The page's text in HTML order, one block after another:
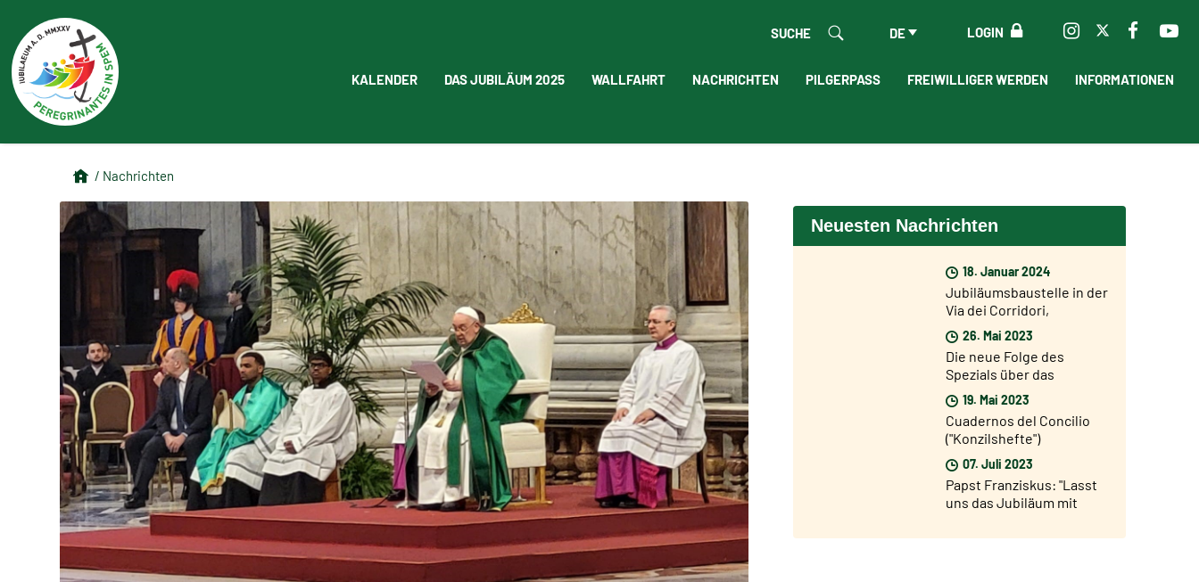
LOGIN
DE
SUCHE
KALENDER DAS JUBILÄUM 2025 WALLFAHRT NACHRICHTEN PILGERPASS FREIWILLIGER WERDEN INFORMATIONEN
/ Nachrichten
Neuesten Nachrichten
18. Januar 2024
Jubiläumsbaustelle in der
Via dei Corridori,
Fisichella: " Es dauert
nicht mehr lange bis zum
Jubiläum, aber ich bin
sehr optimistisch"
26. Mai 2023
Die neue Folge des
Spezials über das
Jubiläum 2025 am
Sonntag, 28. Mai, auf Rai 1
19. Mai 2023
Cuadernos del Concilio
("Konzilshefte")
07. Juli 2023
Papst Franziskus: "Lasst
uns das Jubiläum mit
Beteiligung leben".